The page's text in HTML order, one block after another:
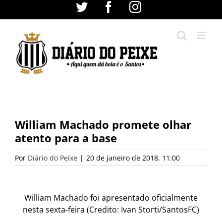
conteúdo
Twitter FacebookInstagram
William Machado promete olhar
atento para a base
Por Diário do Peixe | 20 de janeiro de 2018, 11:00
William Machado foi apresentado oficialmente
nesta sexta-feira (Credito: Ivan Storti/SantosFC)